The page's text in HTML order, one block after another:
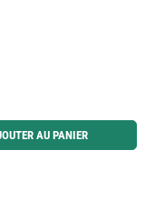
les boutons pour augmenter ou
AU PANIER